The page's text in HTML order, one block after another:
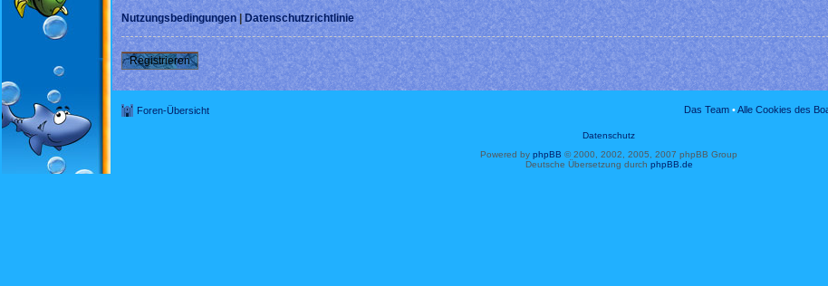
Nutzungsbedingungen|Datenschutzrichtlinie
Registrieren
Foren-Übersicht Das Team •Alle Cookies des
Datenschutz
Powered by phpBB © 2000, 2002, 2005, 2007 phpBB Group
Deutsche Übersetzung durch phpBB.de